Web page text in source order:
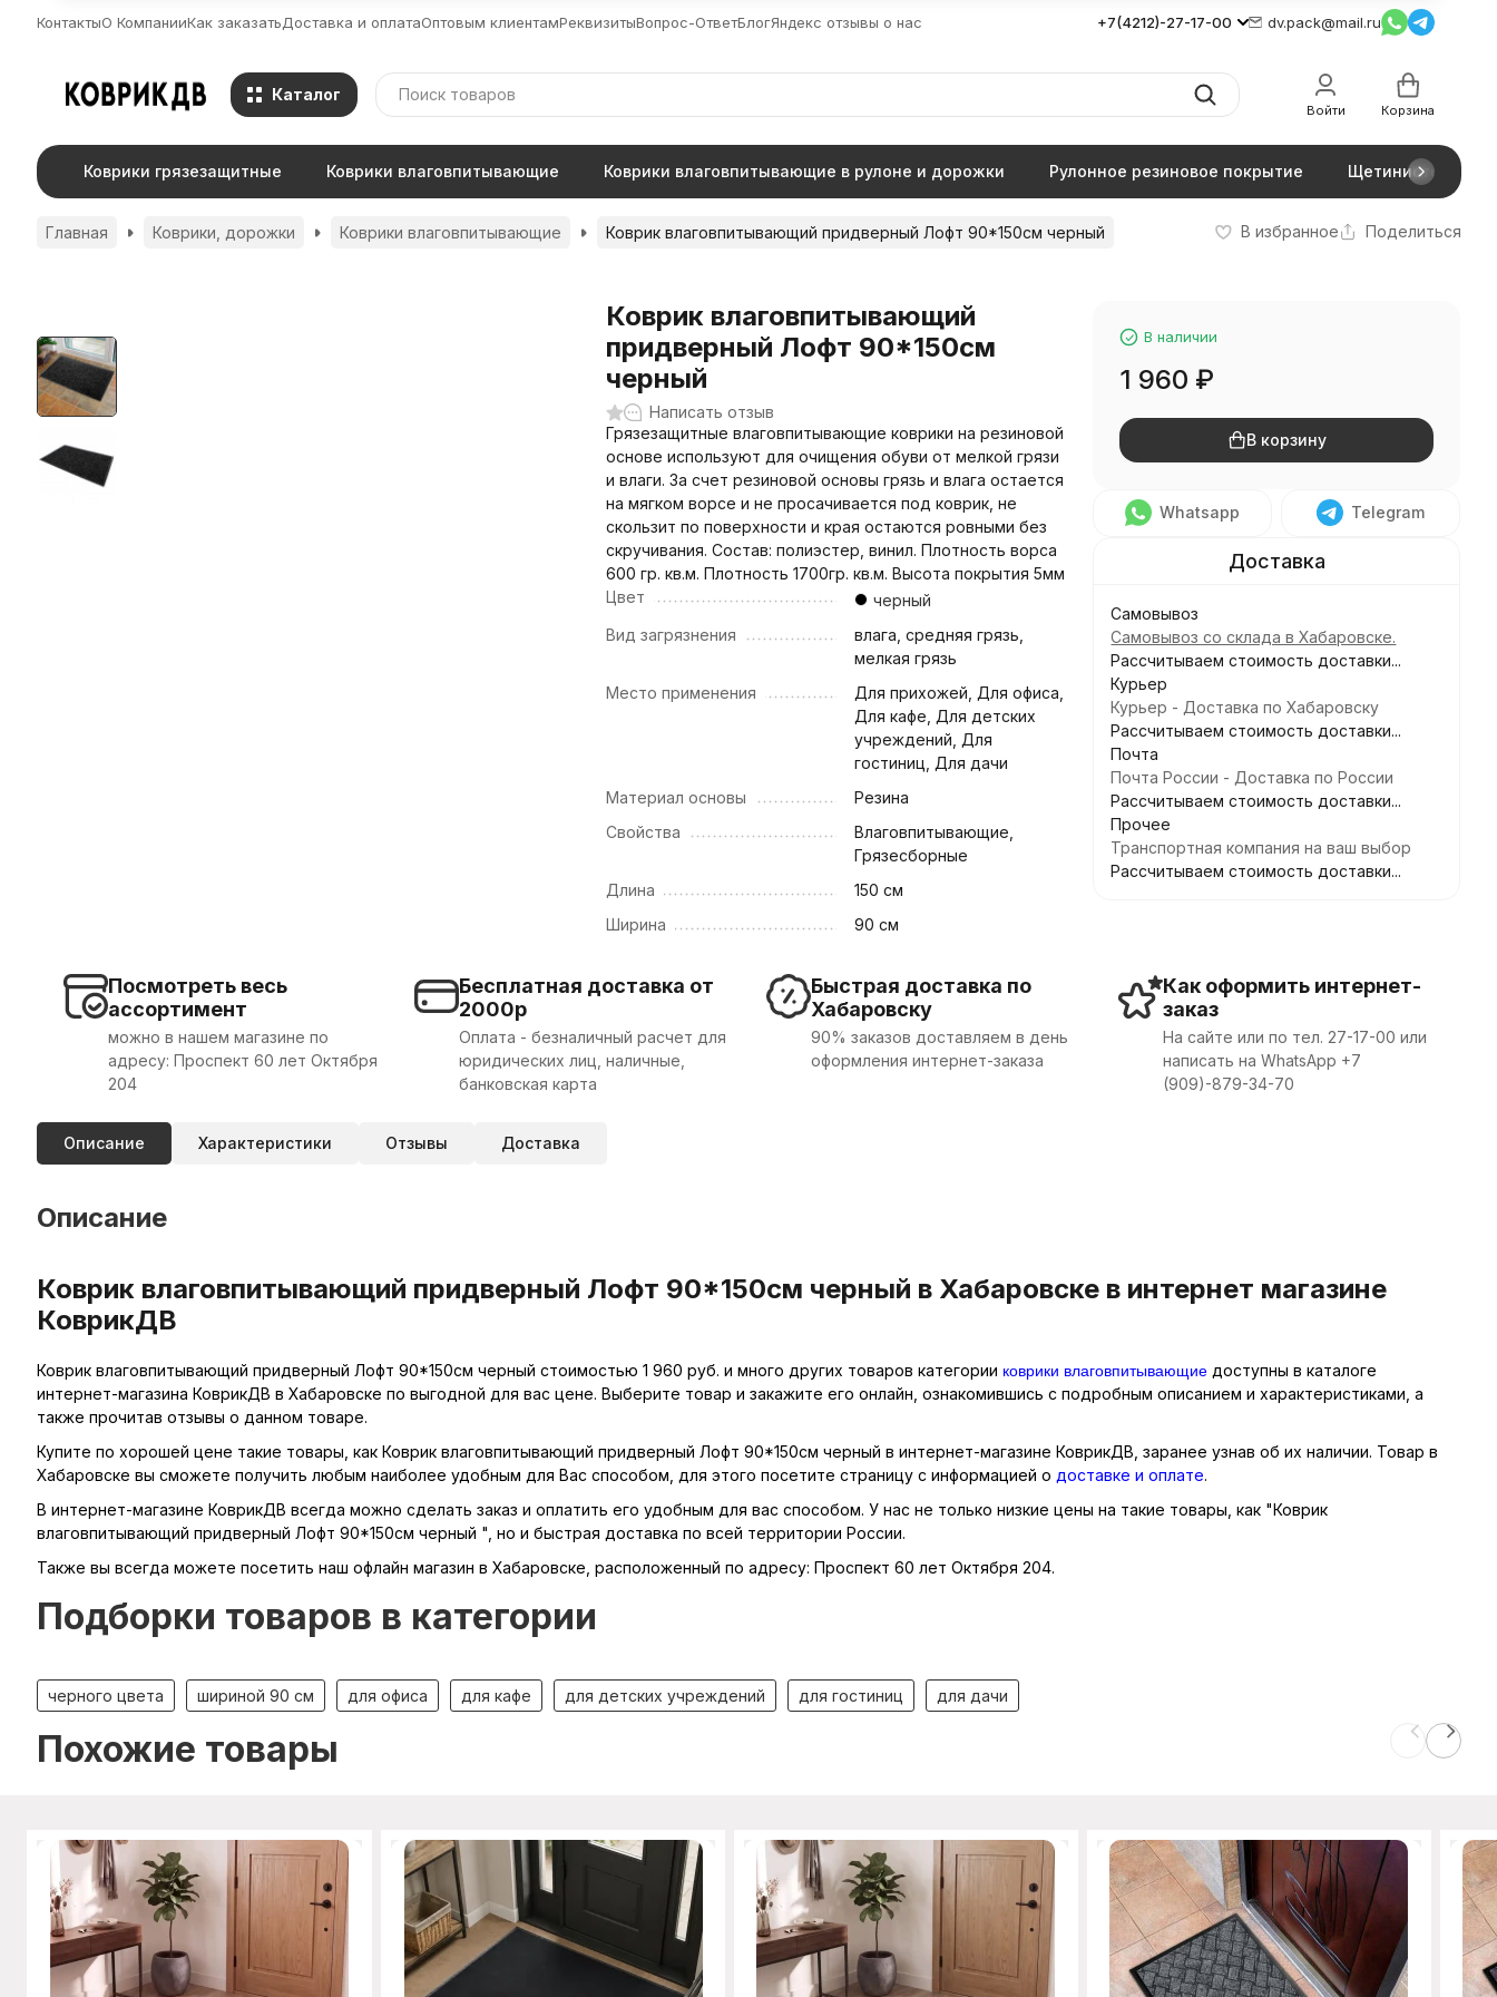
КонтактыО КомпанииКак заказатьДоставка и оплатаОптовым клиентамРеквизитыВопрос-ОтветБлогЯндекс отзывы о нас +7(4212)-27-17-00 dv.pack@mail.ru
Каталог
Войти Корзина
Коврики грязезащитные Коврики влаговпитывающие Коврики влаговпитывающие в рулоне и дорожки Рулонное резиновое покрытие Щетинистое
Главная Коврики, дорожки Коврики влаговпитывающие Коврик влаговпитывающий придверный Лофт 90*150см черный В избранное Поделиться
Коврик влаговпитывающий
придверный Лофт 90*150см
черный
Написать отзыв
Грязезащитные влаговпитывающие коврики на резиновой
основе используют для очищения обуви от мелкой грязи
и влаги. За счет резиновой основы грязь и влага остается
на мягком ворсе и не просачивается под коврик, не
скользит по поверхности и края остаются ровными без
скручивания. Состав: полиэстер, винил. Плотность ворса
600 гр. кв.м. Плотность 1700гр. кв.м. Высота покрытия 5мм
Цвет
черный
Вид загрязнения
влага, средняя грязь,
мелкая грязь
Место применения
Для прихожей, Для офиса,
Для кафе, Для детских
учреждений, Для
гостиниц, Для дачи
Материал основы
Резина
Свойства
Влаговпитывающие,
Грязесборные
Длина
150 см
Ширина
90 см
В наличии
1 960 ₽
В корзину
Whatsapp Telegram
Самовывоз
Самовывоз со склада в Хабаровске.
Рассчитываем стоимость доставки...
Курьер
Курьер - Доставка по Хабаровску
Рассчитываем стоимость доставки...
Почта
Почта России - Доставка по России
Рассчитываем стоимость доставки...
Прочее
Транспортная компания на ваш выбор
Рассчитываем стоимость доставки...
Посмотреть весь
ассортимент
можно в нашем магазине по
адресу: Проспект 60 лет Октября
204
Бесплатная доставка от
2000р
Оплата - безналичный расчет для
юридических лиц, наличные,
банковская карта
Быстрая доставка по
Хабаровску
90% заказов доставляем в день
оформления интернет-заказа
Как оформить интернет-
заказ
На сайте или по тел. 27-17-00 или
написать на WhatsApp +7
(909)-879-34-70
Описание Характеристики Отзывы Доставка
Описание
Коврик влаговпитывающий придверный Лофт 90*150см черный в Хабаровске в интернет магазине
КоврикДВ
Коврик влаговпитывающий придверный Лофт 90*150см черный стоимостью 1 960 руб. и много других товаров категории коврики влаговпитывающиедоступны в каталоге
интернет-магазина КоврикДВ в Хабаровске по выгодной для вас цене. Выберите товар и закажите его онлайн, ознакомившись с подробным описанием и характеристиками, а
также прочитав отзывы о данном товаре.
Купите по хорошей цене такие товары, как Коврик влаговпитывающий придверный Лофт 90*150см черный в интернет-магазине КоврикДВ, заранее узнав об их наличии. Товар в
Хабаровске вы сможете получить любым наиболее удобным для Вас способом, для этого посетите страницу с информацией о доставке и оплате.
В интернет-магазине КоврикДВ всегда можно сделать заказ и оплатить его удобным для вас способом. У нас не только низкие цены на такие товары, как "Коврик
влаговпитывающий придверный Лофт 90*150см черный ", но и быстрая доставка по всей территории России.
Также вы всегда можете посетить наш офлайн магазин в Хабаровске, расположенный по адресу: Проспект 60 лет Октября 204.
Подборки товаров в категории
черного цвета шириной 90 см для офиса для кафе для детских учреждений для гостиниц для дачи
Похожие товары